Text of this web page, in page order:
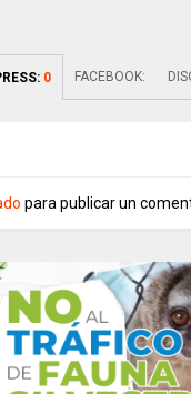
0 FACEBOOK:
para publicar un